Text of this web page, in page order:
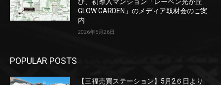
び、初導入マンション「レーベン光が丘
GLOW GARDEN」のメディア取材会のご案
内
2026年5月26日
POPULAR POSTS
【三福売買ステーション】5月2６日より